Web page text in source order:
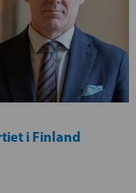
i Finland